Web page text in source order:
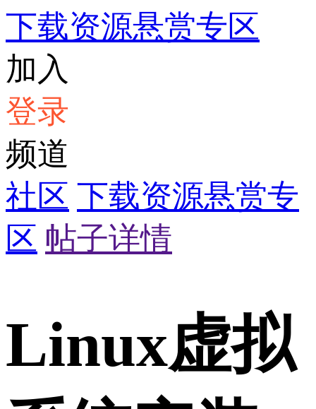
下载资源悬赏专区
加入
登录
频道
社区 下载资源悬赏专
区 帖子详情
Linux虚拟